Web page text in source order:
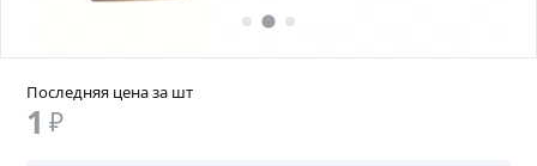
Последняя цена за шт
1 ₽